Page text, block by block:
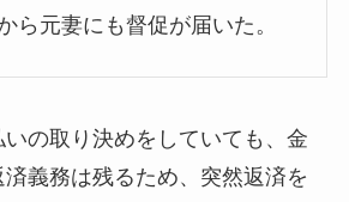
ら元妻にも督促が届いた。
の取り決めをしていても、金
義務は残るため、突然返済を